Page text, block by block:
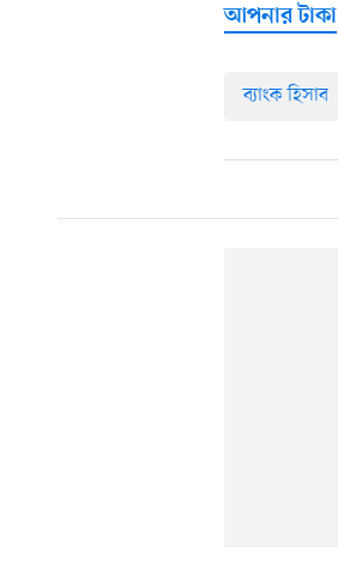
আপনার টাকা
ব্যাংক হিসাব